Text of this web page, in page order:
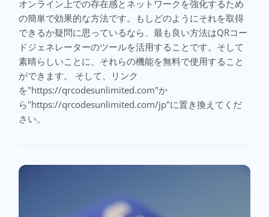
オンライン上での存在感とネットワークを強化するため
の簡単で効果的な方法です。もしどのようにそれを取得
できるか疑問に思っているなら、最も良い方法はQRコー
ドジェネレーターのツールを活用することです。そして
素晴らしいことに、それらの機能を無料で使用すること
ができます。 そして、リンク
を"https://qrcodesunlimited.com"か
ら"https://qrcodesunlimited.com/jp"に置き換えてくだ
さい。